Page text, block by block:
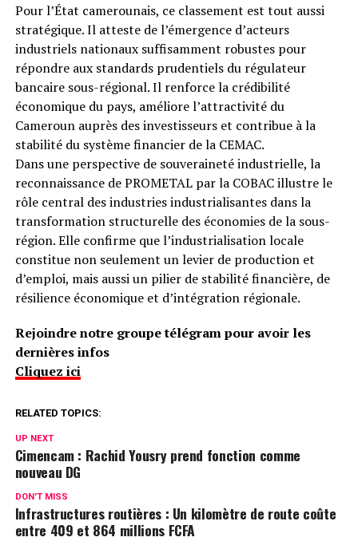
Pour l’État camerounais, ce classement est tout aussi
stratégique. Il atteste de l’émergence d’acteurs
industriels nationaux suffisamment robustes pour
répondre aux standards prudentiels du régulateur
bancaire sous-régional. Il renforce la crédibilité
économique du pays, améliore l’attractivité du
Cameroun auprès des investisseurs et contribue à la
stabilité du système financier de la CEMAC.
Dans une perspective de souveraineté industrielle, la
reconnaissance de PROMETAL par la COBAC illustre le
rôle central des industries industrialisantes dans la
transformation structurelle des économies de la sous-
région. Elle confirme que l’industrialisation locale
constitue non seulement un levier de production et
d’emploi, mais aussi un pilier de stabilité financière, de
résilience économique et d’intégration régionale.
Rejoindre notre groupe télégram pour avoir les
dernières infos
Cliquez ici
RELATED TOPICS:
UP NEXT
Cimencam : Rachid Yousry prend fonction comme
nouveau DG
DON'T MISS
Infrastructures routières : Un kilomètre de route coûte
entre 409 et 864 millions FCFA